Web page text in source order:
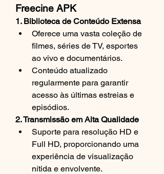
Freecine APK
1. Biblioteca de Conteúdo Extensa
Oferece uma vasta coleção de
filmes, séries de TV, esportes
ao vivo e documentários.
Conteúdo atualizado
regularmente para garantir
acesso às últimas estreias e
episódios.
2. Transmissão em Alta Qualidade
Suporte para resolução HD e
Full HD, proporcionando uma
experiência de visualização
nítida e envolvente.